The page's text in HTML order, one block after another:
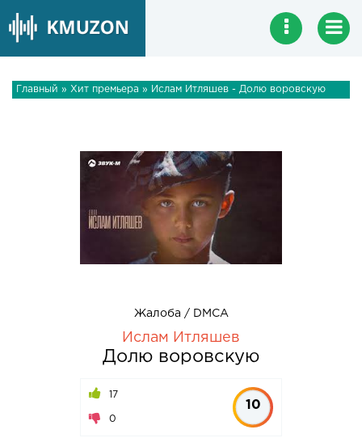
Главный » Хит премьера » Ислам Итляшев - Долю воровскую
Жалоба / DMCA
Ислам Итляшев
Долю воровскую
17
0
10